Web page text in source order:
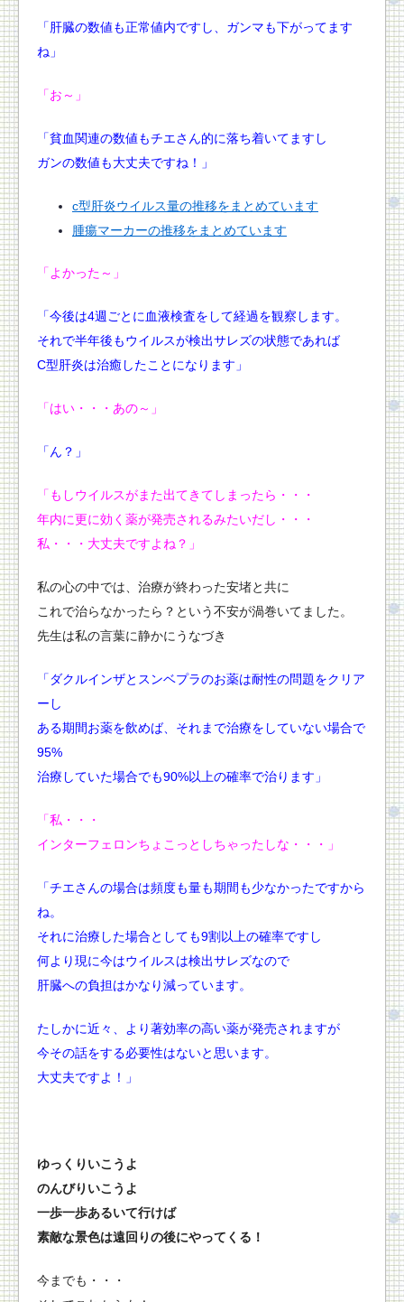
「肝臓の数値も正常値内ですし、ガンマも下がってます
ね」
「お～」
「貧血関連の数値もチエさん的に落ち着いてますし
ガンの数値も大丈夫ですね！」
c型肝炎ウイルス量の推移をまとめています
腫瘍マーカーの推移をまとめています
「よかった～」
「今後は4週ごとに血液検査をして経過を観察します。
それで半年後もウイルスが検出サレズの状態であれば
C型肝炎は治癒したことになります」
「はい・・・あの～」
「ん？」
「もしウイルスがまた出てきてしまったら・・・
年内に更に効く薬が発売されるみたいだし・・・
私・・・大丈夫ですよね？ 」
私の心の中では、治療が終わった安堵と共に
これで治らなかったら？という不安が渦巻いてました。
先生は私の言葉に静かにうなづき
「ダクルインザとスンベプラのお薬は耐性の問題をクリア
ーし
ある期間お薬を飲めば、それまで治療をしていない場合で
95%
治療していた場合でも90%以上の確率で治ります」
「私・・・
インターフェロンちょこっとしちゃったしな・・・」
「チエさんの場合は頻度も量も期間も少なかったですから
ね。
それに治療した場合としても9割以上の確率ですし
何より現に今はウイルスは検出サレズなので
肝臓への負担はかなり減っています。
たしかに近々、より著効率の高い薬が発売されますが
今その話をする必要性はないと思います。
大丈夫ですよ！」
ゆっくりいこうよ
のんびりいこうよ
一歩一歩あるいて行けば
素敵な景色は遠回りの後にやってくる！
今までも・・・